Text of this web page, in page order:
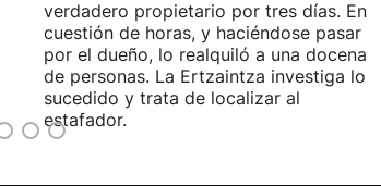
verdadero propietario por tres días. En
cuestión de horas, y haciéndose pasar
por el dueño, lo realquiló a una docena
de personas. La Ertzaintza investiga lo
sucedido y trata de localizar al
estafador.